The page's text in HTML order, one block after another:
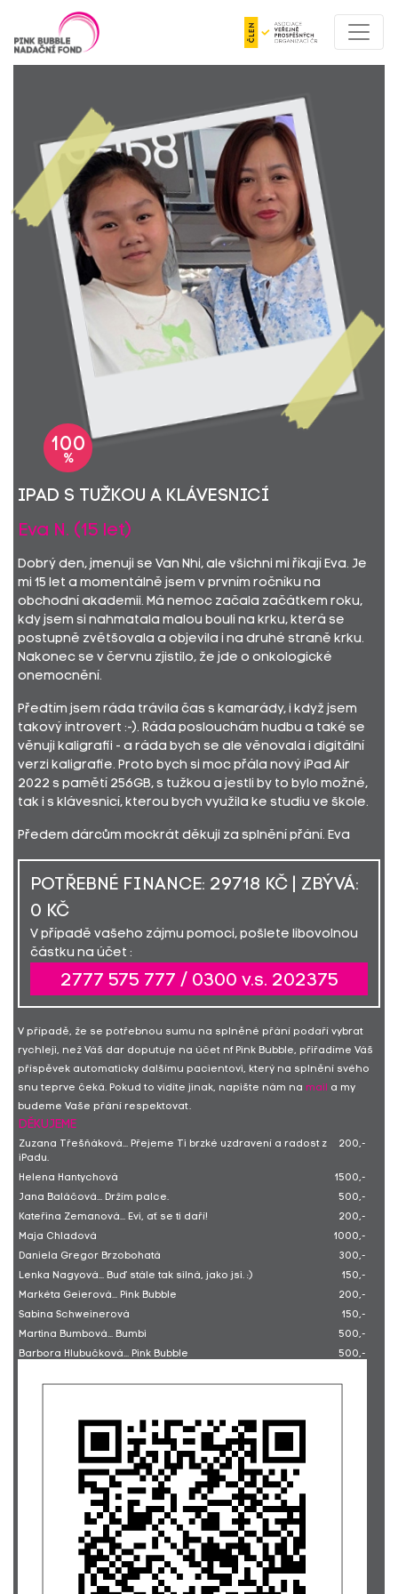
100
%
iPad s tužkou a klávesnicí
Eva N. (15 let)
Dobrý den, jmenuji se Van Nhi, ale všichni mi říkají Eva. Je
mi 15 let a momentálně jsem v prvním ročníku na
obchodní akademii. Má nemoc začala začátkem roku,
kdy jsem si nahmatala malou bouli na krku, která se
postupně zvětšovala a objevila i na druhé straně krku.
Nakonec se v červnu zjistilo, že jde o onkologické
onemocnění.
Předtím jsem ráda trávila čas s kamarády, i když jsem
takový introvert :-). Ráda poslouchám hudbu a také se
věnuji kaligrafii - a ráda bych se ale věnovala i digitální
verzi kaligrafie. Proto bych si moc přála nový iPad Air
2022 s pamětí 256GB, s tužkou a jestli by to bylo možné,
tak i s klávesnicí, kterou bych využila ke studiu ve škole.
Předem dárcům mockrát děkuji za splnění přání. Eva
POTŘEBNÉ FINANCE: 29718 KČ | ZBÝVÁ:
0 KČ
V případě vašeho zájmu pomoci, pošlete libovolnou
částku na účet :
2777 575 777 / 0300 v.s. 202375
V případě, že se potřebnou sumu na splněné přání podaří vybrat
rychleji, než Váš dar doputuje na účet nf Pink Bubble, přiřadíme Váš
příspěvek automaticky dalšímu pacientovi, který na splnění svého
snu teprve čeká. Pokud to vidíte jinak, napište nám na mail
a my
budeme Vaše přání respektovat.
DĚKUJEME
Zuzana Třešňáková... Přejeme Ti brzké uzdravení a radost z
iPadu.
200,-
Helena Hantychová
1500,-
Jana Baláčová... Držím palce.
500,-
Kateřina Zemanová... Evi, ať se ti daří!
200,-
Maja Chladová
1000,-
Daniela Gregor Brzobohatá
300,-
Lenka Nagyová... Buď stále tak silná, jako jsi. :)
150,-
Markéta Geierová... Pink Bubble
200,-
Sabina Schweinerová
150,-
Martina Bumbová... Bumbi
500,-
Barbora Hlubučková... Pink Bubble
500,-
Sára Kiulpekidisová
Miroslav Knotek
MUDr. Lenka Páralová
Lukášek H. s babičkou. ... Ať se i tvoje přání brzy naplní!
Ticketmaster ČR, a.s.... Poukázky na dobro za březen 2024
Kovářová Barbara... Ples MČ P1. Díky, ze pomáháte spolu s